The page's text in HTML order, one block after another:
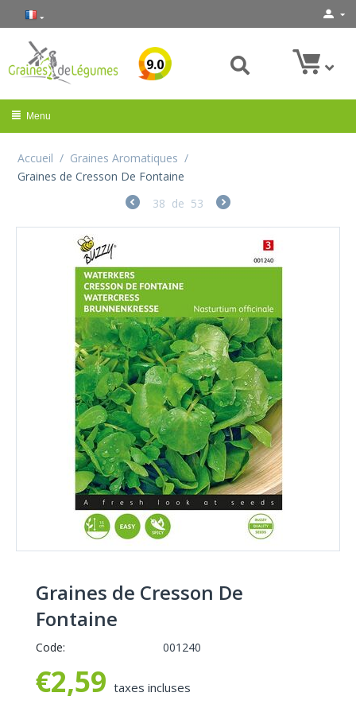
9.0
Menu
Accueil / Graines Aromatiques /
Graines de Cresson De Fontaine
38 de 53
Graines de Cresson De
Fontaine
Code: 001240
€2,59 taxes incluses